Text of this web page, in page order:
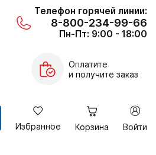
Телефон горячей линии:
8-800-234-99-66
Пн-Пт: 9:00 - 18:00
Оплатите
и получите заказ
Избранное Корзина Войти